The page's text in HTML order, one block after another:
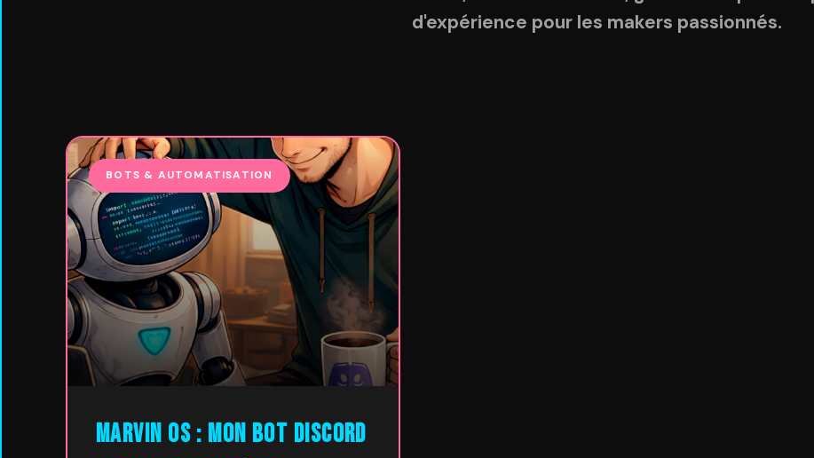
d'expérience pour les makers passionnés.
BOTS & AUTOMATISATION
Marvin OS : Mon Bot Discord